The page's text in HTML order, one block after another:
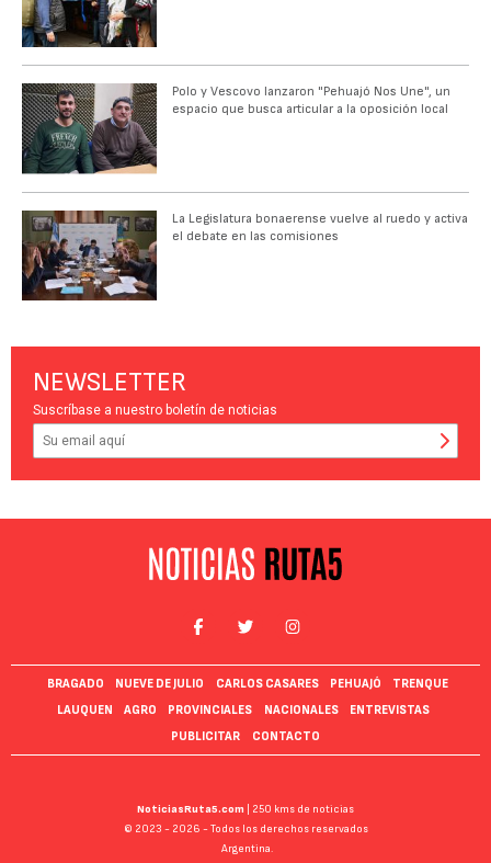
Polo y Vescovo lanzaron "Pehuajó Nos Une", un
espacio que busca articular a la oposición local
La Legislatura bonaerense vuelve al ruedo y activa
el debate en las comisiones
NEWSLETTER
Suscríbase a nuestro boletín de noticias
BRAGADO NUEVE DE JULIO CARLOS CASARES PEHUAJÓ
TRENQUE
LAUQUEN
AGRO PROVINCIALES NACIONALES
ENTREVISTAS
PUBLICITAR
CONTACTO
NoticiasRuta5.com
| 250 kms de noticias
© 2023 - 2026 - Todos los derechos reservados
Argentina.